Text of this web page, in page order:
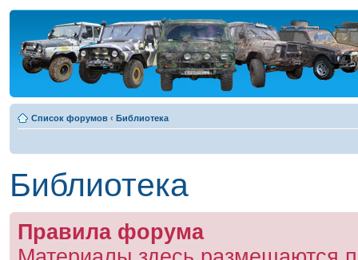
Список форумов ‹ Библиотека
Библиотека
Правила форума